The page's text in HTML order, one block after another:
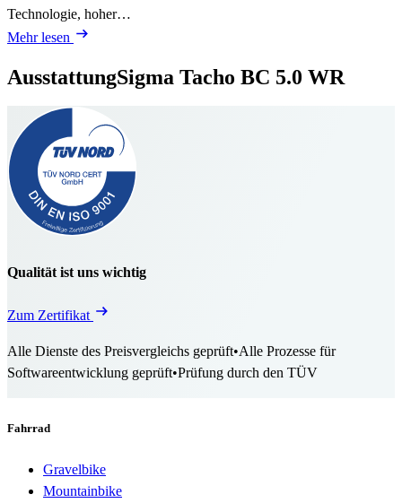
Technologie, hoher…
Mehr lesen
AusstattungSigma Tacho BC 5.0 WR
Qualität ist uns wichtig
Zum Zertifikat
Alle Dienste des Preisvergleichs geprüft•Alle Prozesse für
Softwareentwicklung geprüft•Prüfung durch den TÜV
Fahrrad
Gravelbike
Mountainbike